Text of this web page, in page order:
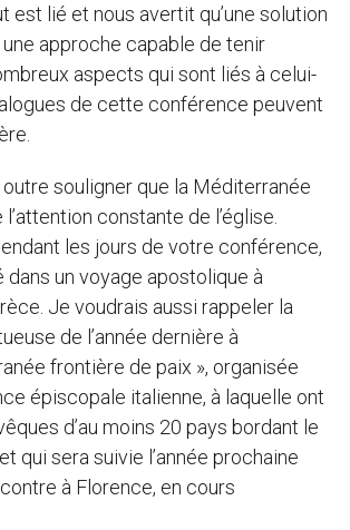
est lié et nous avertit qu’une solution
approche capable de tenir
aspects qui sont liés à celui-
de cette conférence peuvent
souligner que la Méditerranée
constante de l’église.
les jours de votre conférence,
dans un voyage apostolique à
Je voudrais aussi rappeler la
de l’année dernière à
frontière de paix », organisée
épiscopale italienne, à laquelle ont
d’au moins 20 pays bordant le
et qui sera suivie l’année prochaine
à Florence, en cours